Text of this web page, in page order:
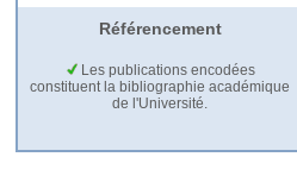
Référencement
Les publications encodées
constituent la bibliographie académique
de l'Université.